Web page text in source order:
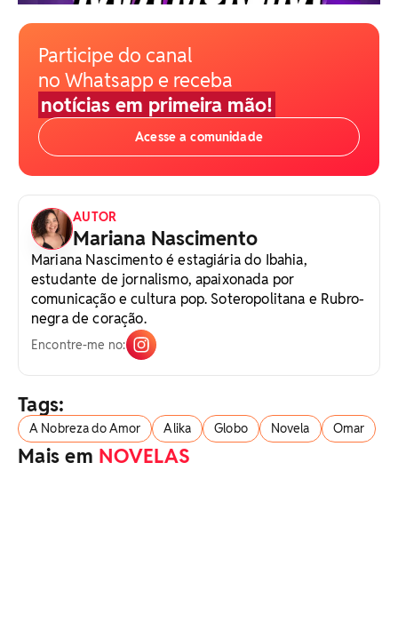
Participe do canal
no Whatsapp e receba
notícias em primeira mão!
Acesse a comunidade
AUTOR
Mariana Nascimento
Mariana Nascimento é estagiária do Ibahia,
estudante de jornalismo, apaixonada por
comunicação e cultura pop. Soteropolitana e Rubro-
negra de coração.
Encontre-me no:
Tags:
A Nobreza do Amor Alika Globo Novela Omar
Mais em NOVELAS